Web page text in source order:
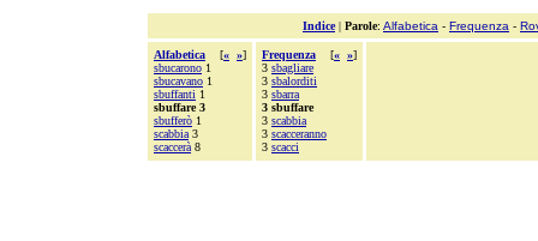
Indice| Parole: Alfabetica - Frequenza -
Alfabetica [« »]
sbucarono 1
sbucavano 1
sbuffanti 1
sbuffare 3
sbufferò 1
scabbia 3
scaccerà 8
Frequenza [« »]
3 sbagliare
3 sbalorditi
3 sbarra
3 sbuffare
3 scabbia
3 scacceranno
3 scacci